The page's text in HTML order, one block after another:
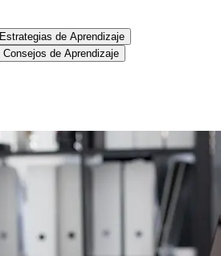
Estrategias de Aprendizaje
Consejos de Aprendizaje